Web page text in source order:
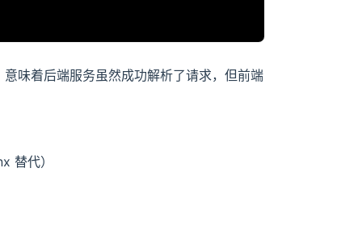
味着后端服务虽然成功解析了请求，但前端
替代）